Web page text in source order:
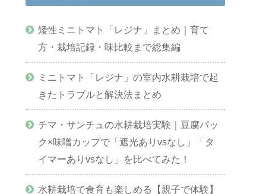
矮性ミニトマト「レジナ」まとめ｜育て
方・栽培記録・味比較まで総集編
ミニトマト「レジナ」の室内水耕栽培で起
きたトラブルと解決法まとめ
チマ・サンチュの水耕栽培実験｜豆腐パッ
ク×味噌カップで「遮光ありvsなし」「タ
イマーありvsなし」を比べてみた！
水耕栽培で食育も楽しめる【親子で体験】